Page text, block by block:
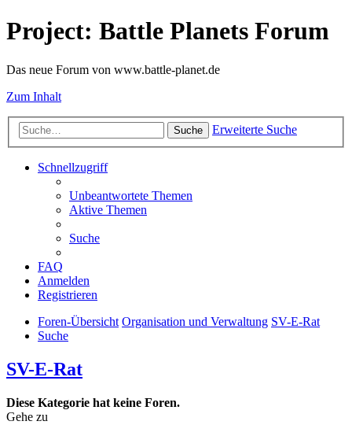
Project: Battle Planets Forum
Das neue Forum von www.battle-planet.de
Zum Inhalt
Suche Erweiterte Suche
Schnellzugriff
Unbeantwortete Themen
Aktive Themen
Suche
FAQ
Anmelden
Registrieren
Foren-Übersicht Organisation und Verwaltung SV-E-Rat
Suche
SV-E-Rat
Diese Kategorie hat keine Foren.
Gehe zu